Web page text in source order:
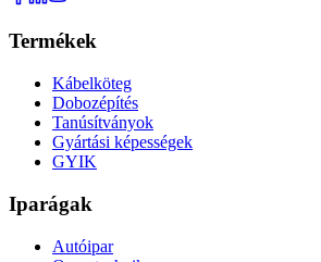
Termékek
Kábelköteg
Dobozépítés
Tanúsítványok
Gyártási képességek
GYIK
Iparágak
Autóipar